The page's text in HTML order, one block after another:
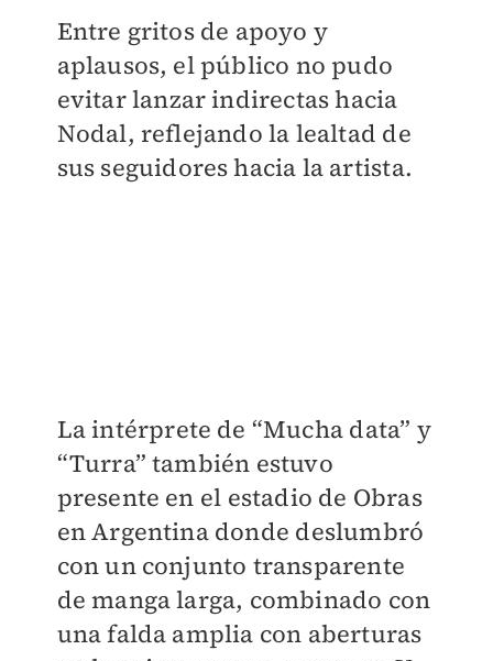
Entre gritos de apoyo y
aplausos, el público no pudo
evitar lanzar indirectas hacia
Nodal, reflejando la lealtad de
sus seguidores hacia la artista.
La intérprete de “Mucha data” y
“Turra” también estuvo
presente en el estadio de Obras
en Argentina donde deslumbró
con un conjunto transparente
de manga larga, combinado con
una falda amplia con aberturas